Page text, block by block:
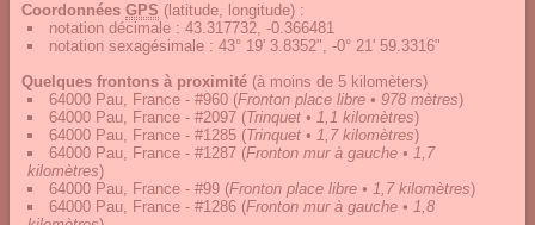
Coordonnées GPS (latitude, longitude) :
notation décimale : 43.317732, -0.366481
notation sexagésimale : 43° 19' 3.8352", -0° 21' 59.3316"
Quelques frontons à proximité (à moins de 5 kilomèters)
64000 Pau, France - #960 (Fronton place libre • 978 mètres)
64000 Pau, France - #2097 (Trinquet • 1,1 kilomètres)
64000 Pau, France - #1285 (Trinquet • 1,7 kilomètres)
64000 Pau, France - #1287 (Fronton mur à gauche • 1,7
kilomètres)
64000 Pau, France - #99 (Fronton place libre • 1,7 kilomètres)
64000 Pau, France - #1286 (Fronton mur à gauche • 1,8